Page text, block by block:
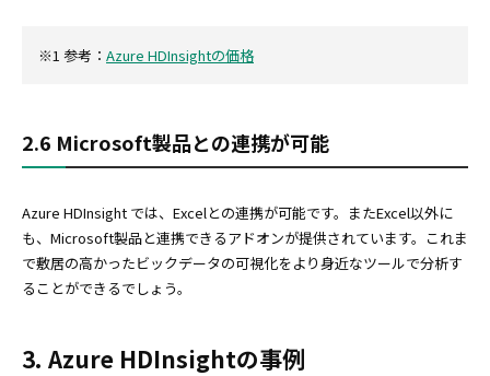
※1 参考： Azure HDInsightの価格
2.6 Microsoft製品との連携が可能
Azure HDInsight では、Excelとの連携が可能です。またExcel以外に
も、Microsoft製品と連携できるアドオンが提供されています。これま
で敷居の高かったビックデータの可視化をより身近なツールで分析す
ることができるでしょう。
3. Azure HDInsightの事例